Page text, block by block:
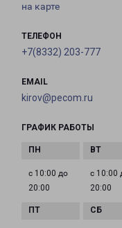
на карте
ТЕЛЕФОН
+7(8332) 203-777
EMAIL
kirov@pecom.ru
ГРАФИК РАБОТЫ
с 10:00 до
20:00
с 10:00
20:00